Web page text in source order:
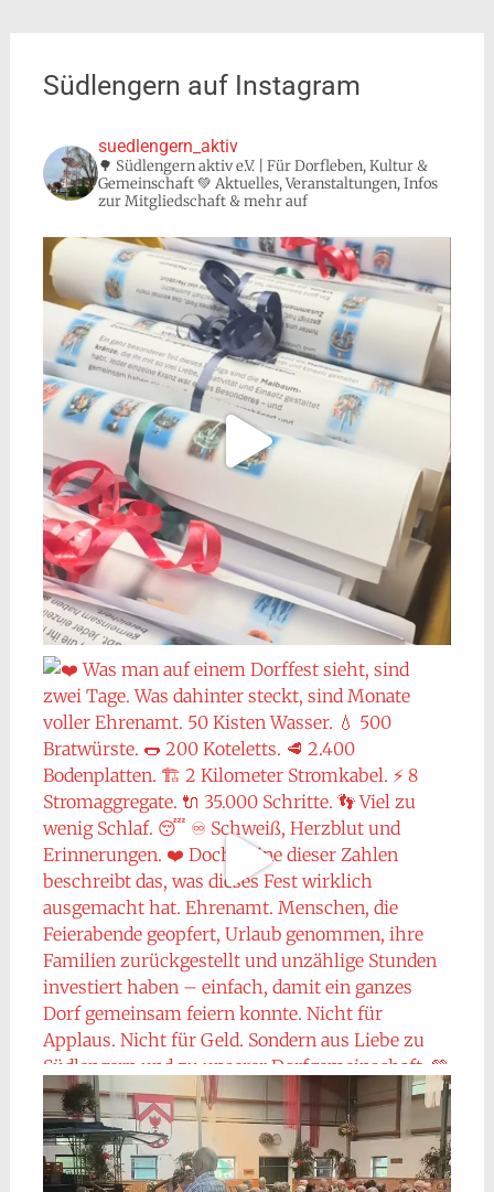
Südlengern auf Instagram
suedlengern_aktiv
🌳 Südlengern aktiv e.V. | Für Dorfleben, Kultur &
Gemeinschaft 💚 Aktuelles, Veranstaltungen, Infos
zur Mitgliedschaft & mehr auf